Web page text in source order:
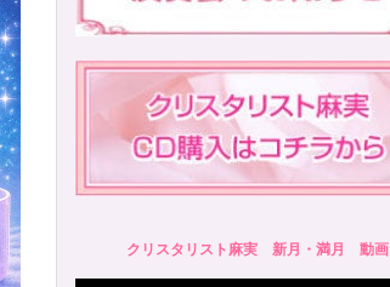
クリスタリスト麻実 新月・満月 動画